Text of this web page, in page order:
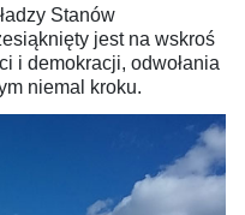
Stanów
jest na wskroś
i demokracji, odwołania
niemal kroku.